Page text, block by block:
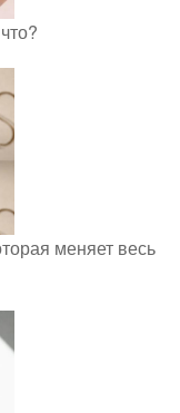
меняет весь